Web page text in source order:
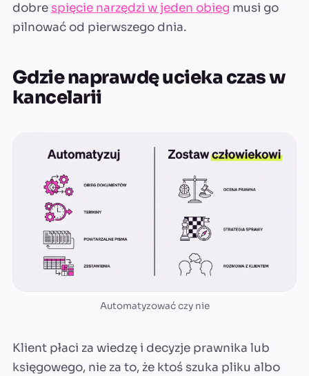
dobre spięcie narzędzi w jeden obieg musi go
pilnować od pierwszego dnia.
Gdzie naprawdę ucieka czas w
kancelarii
Automatyzować czy nie
Klient płaci za wiedzę i decyzje prawnika lub
księgowego, nie za to, że ktoś szuka pliku albo